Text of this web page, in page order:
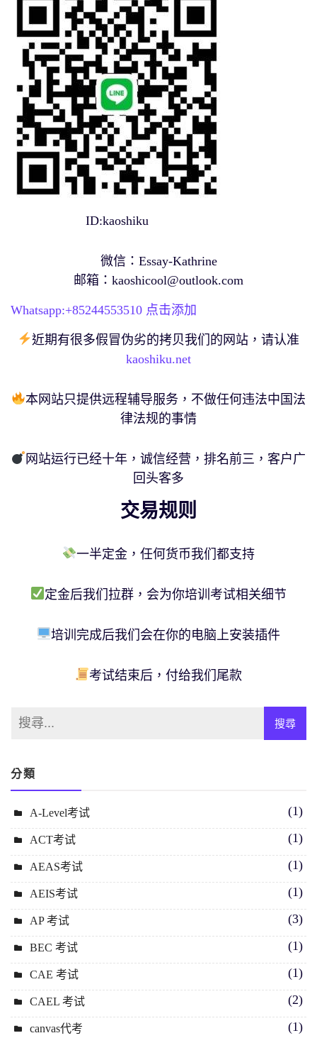
ID:kaoshiku
微信：Essay-Kathrine
邮箱： kaoshicool@outlook.com
Whatsapp:+85244553510 点击添加
近期有很多假冒伪劣的拷贝我们的网站，请认准
kaoshiku.net
本网站只提供远程辅导服务，不做任何违法中国法
律法规的事情
网站运行已经十年，诚信经营，排名前三，客户广
回头客多
交易规则
一半定金，任何货币我们都支持
定金后我们拉群，会为你培训考试相关细节
培训完成后我们会在你的电脑上安装插件
考试结束后，付给我们尾款
分類
A-Level考试 (1)
ACT考试 (1)
AEAS考试 (1)
AEIS考试 (1)
AP 考试 (3)
BEC 考试 (1)
CAE 考试 (1)
CAEL 考试 (2)
canvas代考 (1)